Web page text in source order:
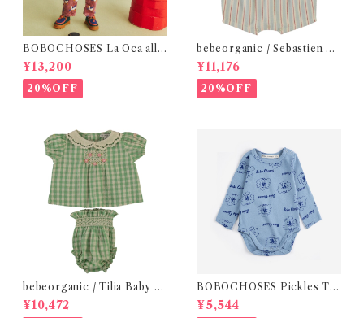
BOBOCHOSES La Oca all
over woven overall / 12m
¥13,200
20%OFF
bebeorganic / Sebastien Ro
mper Sea Side Stripe(12ｍ)
¥11,176
20%OFF
bebeorganic / Tilia Baby Se
t Green Gingham (12・24ｍ)
¥10,472
BOBOCHOSES Pickles Th
e Dog all over body /9-12
m
¥5,544